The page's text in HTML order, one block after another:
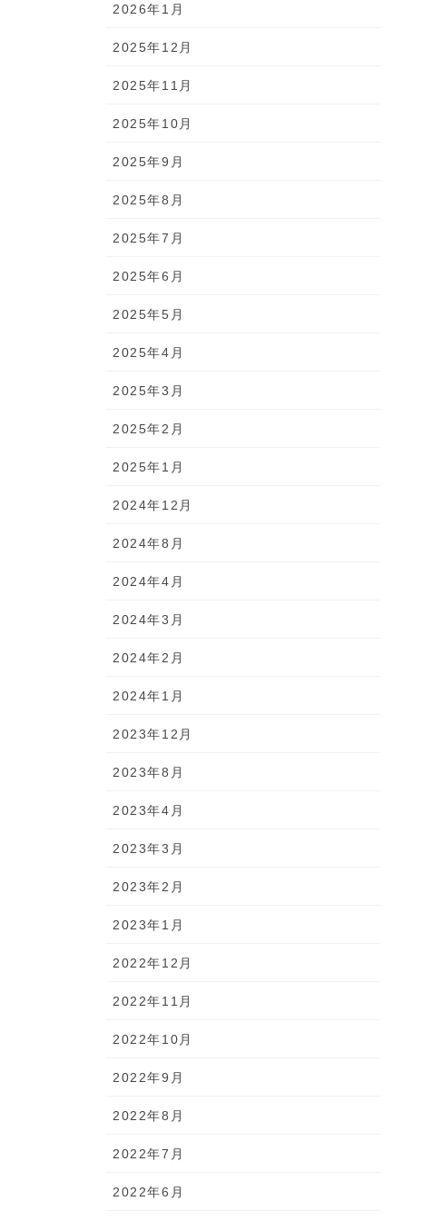
2026年1月
2025年12月
2025年11月
2025年10月
2025年9月
2025年8月
2025年7月
2025年6月
2025年5月
2025年4月
2025年3月
2025年2月
2025年1月
2024年12月
2024年8月
2024年4月
2024年3月
2024年2月
2024年1月
2023年12月
2023年8月
2023年4月
2023年3月
2023年2月
2023年1月
2022年12月
2022年11月
2022年10月
2022年9月
2022年8月
2022年7月
2022年6月